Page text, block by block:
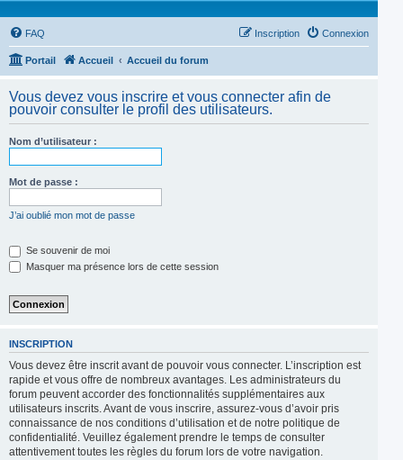
FAQ Connexion
Inscription
Portail Accueil Accueil du forum
Vous devez vous inscrire et vous connecter afin de
pouvoir consulter le profil des utilisateurs.
Nom d’utilisateur :
Mot de passe :
J’ai oublié mon mot de passe
Se souvenir de moi
Masquer ma présence lors de cette session
INSCRIPTION
Vous devez être inscrit avant de pouvoir vous connecter. L’inscription est
rapide et vous offre de nombreux avantages. Les administrateurs du
forum peuvent accorder des fonctionnalités supplémentaires aux
utilisateurs inscrits. Avant de vous inscrire, assurez-vous d’avoir pris
connaissance de nos conditions d’utilisation et de notre politique de
confidentialité. Veuillez également prendre le temps de consulter
attentivement toutes les règles du forum lors de votre navigation.